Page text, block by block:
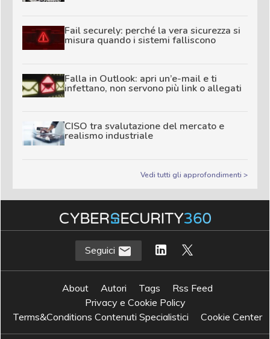
Fail securely: perché la vera sicurezza si
misura quando i sistemi falliscono
Falla in Outlook: apri un’e-mail e ti
infettano, non servono più link o allegati
CISO tra svalutazione del mercato e
realismo industriale
Vedi tutti gli approfondimenti >
Seguici
About Autori Tags
Rss Feed
Privacy e Cookie Policy
Terms&Conditions Contenuti Specialistici
Cookie Center